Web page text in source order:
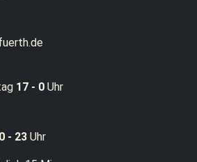
17 - 0 Uhr
- 23 Uhr